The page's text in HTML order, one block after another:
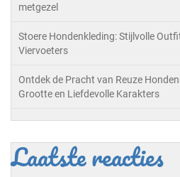
metgezel
Stoere Hondenkleding: Stijlvolle
Viervoeters
Ontdek de Pracht van Reuze
Grootte en Liefdevolle Karakters
Laatste reacties